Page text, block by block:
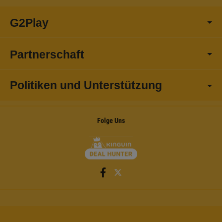
G2Play
Partnerschaft
Politiken und Unterstützung
Folge Uns